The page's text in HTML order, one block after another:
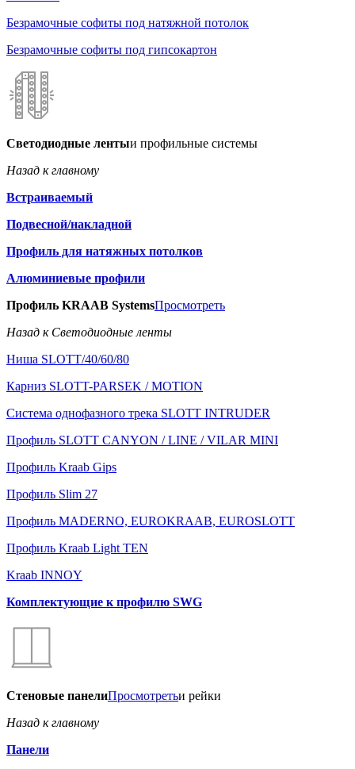
Безрамочные софиты под натяжной потолок
Безрамочные софиты под гипсокартон
Светодиодные лентыи профильные системы
Назад к главному
Встраиваемый
Подвесной/накладной
Профиль для натяжных потолков
Алюминиевые профили
Профиль KRAAB SystemsПросмотреть
Назад к Светодиодные ленты
Ниша SLOTT/40/60/80
Карниз SLOTT-PARSEK / MOTION
Система однофазного трека SLOTT INTRUDER
Профиль SLOTT CANYON / LINE / VILAR MINI
Профиль Kraab Gips
Профиль Slim 27
Профиль MADERNO, EUROKRAAB, EUROSLOTT
Профиль Kraab Light TEN
Kraab INNOY
Комплектующие к профилю SWG
Стеновые панелиПросмотретьи рейки
Назад к главному
Панели